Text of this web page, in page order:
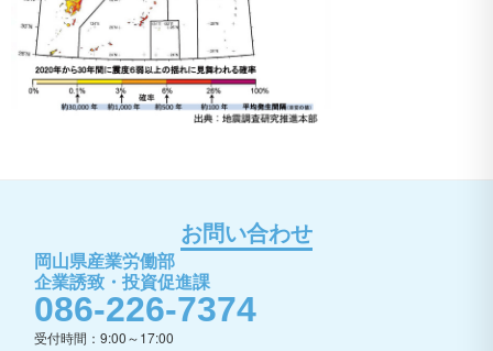
お問い合わせ
岡山県産業労働部
企業誘致・投資促進課
086-226-7374
受付時間：9:00～17:00